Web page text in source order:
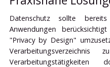
Datenschutz sollte
Anwendungen
"Privacy by Design"